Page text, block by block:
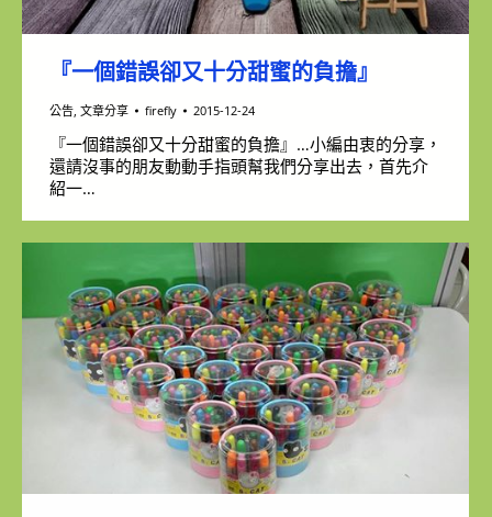
『一個錯誤卻又十分甜蜜的負擔』
公告, 文章分享 firefly 2015-12-24
『一個錯誤卻又十分甜蜜的負擔』…小編由衷的分享，
還請沒事的朋友動動手指頭幫我們分享出去，首先介
紹一…